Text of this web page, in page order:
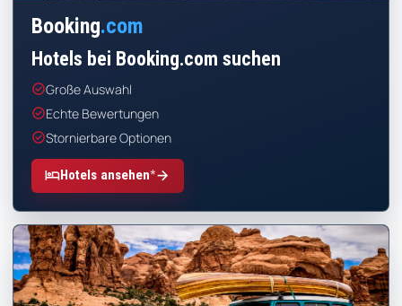
Booking.com
Hotels bei Booking.com suchen
check_circleGroße Auswahl
check_circleEchte Bewertungen
check_circleStornierbare Optionen
hotelHotels ansehen*arrow_forward